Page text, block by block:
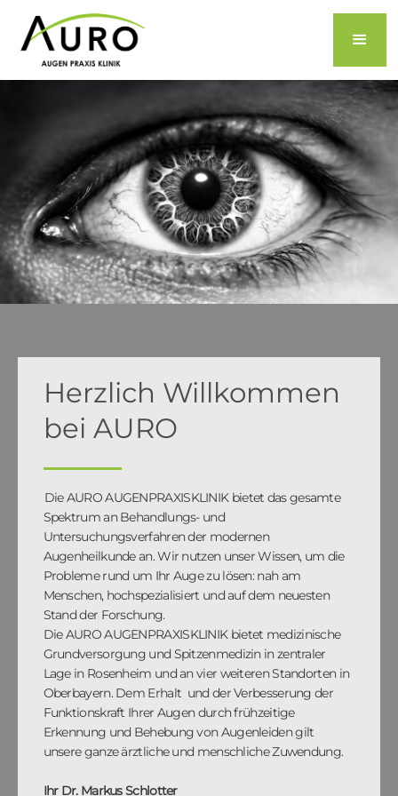
Herzlich Willkommen
bei AURO
Die AURO AUGENPRAXISKLINIK bietet das gesamte
Spektrum an Behandlungs- und
Untersuchungsverfahren der modernen
Augenheilkunde an. Wir nutzen unser Wissen, um die
Probleme rund um Ihr Auge zu lösen: nah am
Menschen, hochspezialisiert und auf dem neuesten
Stand der Forschung.
Die AURO AUGENPRAXISKLINIK bietet medizinische
Grundversorgung und Spitzenmedizin in zentraler
Lage in Rosenheim und an vier weiteren Standorten in
Oberbayern. Dem Erhalt und der Verbesserung der
Funktionskraft Ihrer Augen durch frühzeitige
Erkennung und Behebung von Augenleiden gilt
unsere ganze ärztliche und menschliche Zuwendung.
Ihr Dr. Markus Schlotter